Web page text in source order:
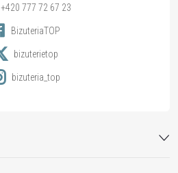
+420 777 72 67 23
BizuteriaTOP
bizuterietop
bizuteria_top